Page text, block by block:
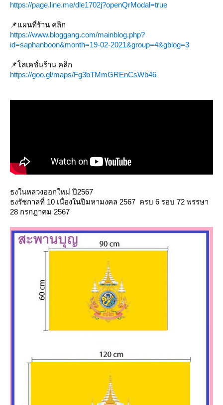
https://page.line.me/dle1702j?openQrModal=true
📌แผนที่ร้าน คลิก
https://www.bloggang.com/mainblog.php?
id=saphanboon&month=19-02-2021&group=4&gblog=3
📌โลเคชั่นร้าน คลิก
https://goo.gl/maps/Fg3bTMmGREnCsWb46
ธงในหลวงออกใหม่ ปี2567
ธงรัชกาลที่ 10 เนื่องในปีมหามงคล 2567 ครบ 6 รอบ 72 พรรษา
28 กรกฎาคม 2567